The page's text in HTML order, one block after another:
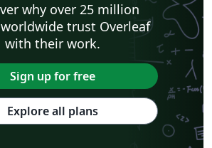
why over 25 million
trust Overleaf
with their work.
Sign up for free
Explore all plans